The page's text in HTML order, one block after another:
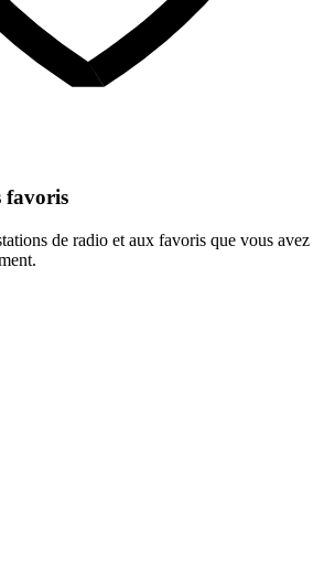
favoris
de radio et aux favoris que vous avez